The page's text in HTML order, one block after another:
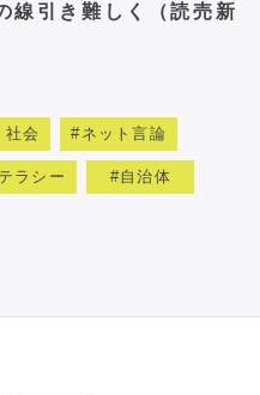
線引き難しく（読売新
社会 ネット言論
ラシー 自治体